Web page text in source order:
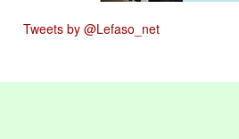
Tweets by @Lefaso_net